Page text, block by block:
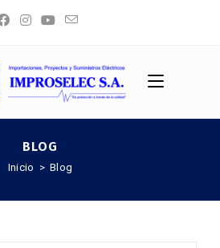
BLOG
Inicio > Blog